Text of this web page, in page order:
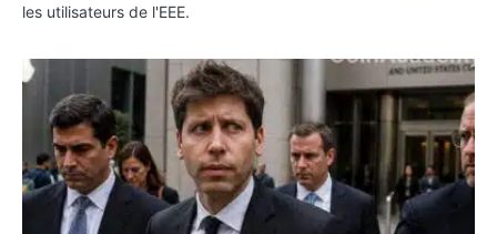
les utilisateurs de l'EEE.
OpenAI demande le rejet de la plainte d’Apple et